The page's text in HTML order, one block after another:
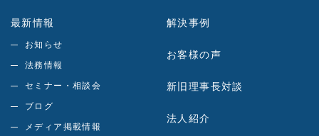
最新情報
お知らせ
法務情報
セミナー・相談会
ブログ
メディア掲載情報
解決事例
お客様の声
新旧理事長対談
法人紹介